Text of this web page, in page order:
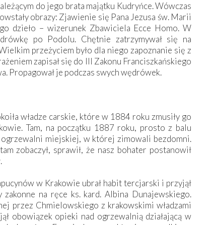
do jego brata majątku Kudryńce. Wówczas
obrazy: Zjawienie się Pana Jezusa św. Marii
dzieło – wizerunek Zbawiciela Ecce Homo. W
po Podolu. Chętnie zatrzymywał się na
przeżyciem było dla niego zapoznanie się z
zapisał się do III Zakonu Franciszkańskiego
Propagował je podczas swych wędrówek.
władze carskie, które w 1884 roku zmusiły go
Tam, na początku 1887 roku, prosto z balu
ogrzewalni miejskiej, w której zimowali bezdomni.
zobaczył, sprawił, że nasz bohater postanowił
w Krakowie ubrał habit tercjarski i przyjął
na ręce ks. kard. Albina Dunajewskiego.
przez Chmielowskiego z krakowskimi władzami
obowiązek opieki nad ogrzewalnią działającą w